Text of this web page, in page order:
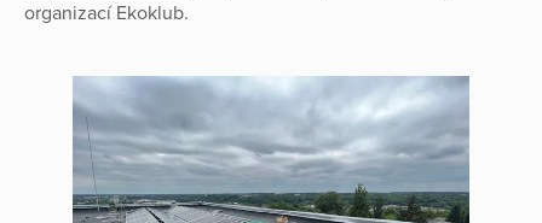
organizací Ekoklub.